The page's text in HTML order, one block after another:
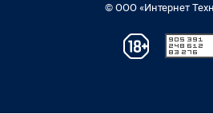
© ООО «Интернет